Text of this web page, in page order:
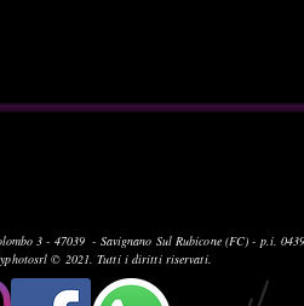
3 - 47039 - Savignano Sul Rubicone (FC) - p.i.
© 2021. Tutti i diritti riservati.